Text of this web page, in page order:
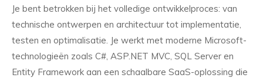
Je bent betrokken bij het volledige ontwikkelproces: van
technische ontwerpen en architectuur tot implementatie,
testen en optimalisatie. Je werkt met moderne Microsoft-
technologieën zoals C#, ASP.NET MVC, SQL Server en
Entity Framework aan een schaalbare SaaS-oplossing die